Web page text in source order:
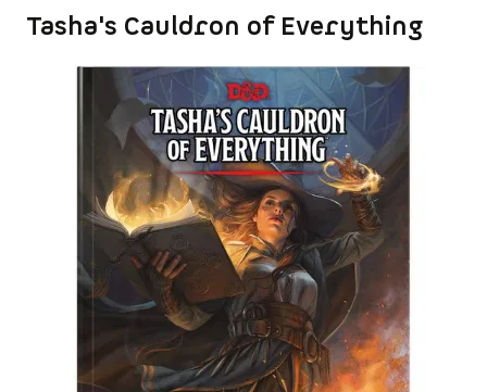
Tasha's Cauldron of Everything